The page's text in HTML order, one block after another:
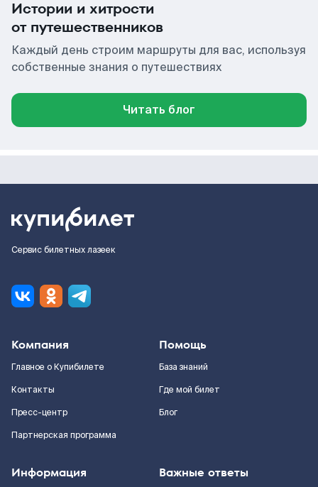
Истории и хитрости
от путешественников
Каждый день строим маршруты для вас, используя
собственные знания о путешествиях
Читать блог
Сервис билетных лазеек
Компания
Главное о Купибилете
Контакты
Пресс-центр
Партнерская программа
Помощь
База знаний
Где мой билет
Блог
Информация Важные ответы